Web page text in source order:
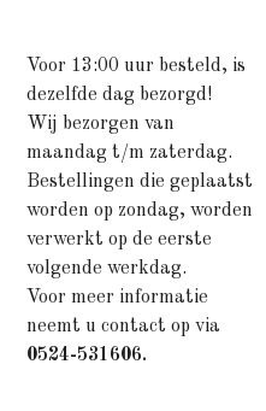
Voor 13:00 uur besteld, is
dezelfde dag bezorgd!
Wij bezorgen van
maandag t/m zaterdag.
Bestellingen die geplaatst
worden op zondag, worden
verwerkt op de eerste
volgende werkdag.
Voor meer informatie
neemt u contact op via
0524-531606.